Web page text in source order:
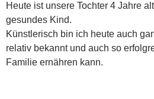
Heute ist unsere Tochter 4 Jahre
gesundes Kind.
Künstlerisch bin ich heute auch
relativ bekannt und auch so
Familie ernähren kann.